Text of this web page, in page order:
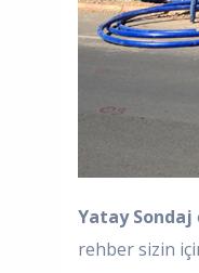
Yatay Sondaj
rehber sizin